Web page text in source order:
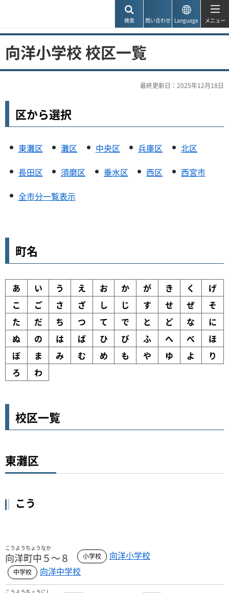
検索 問い合わせ Language メニュー
向洋小学校 校区一覧
最終更新日：2025年12月18日
区から選択
東灘区 灘区 中央区 兵庫区
北区
長田区
須磨区 垂水区 西区
西宮市
全市分一覧表示
町名
あ い う え お か が き く
げ
こ
ご さ ざ し じ す せ ぜ
そ
た
だ ち つ て で と ど な
に
ぬ
の は ば ひ び ふ へ べ
ほ
ぼ
ま み む め も や ゆ よ
り
ろ
わ
校区一覧
東灘区
こう
こうようちょうなか
向洋町中５～８
向洋小学校
向洋中学校